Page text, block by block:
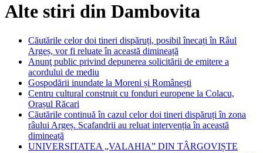
Alte stiri din Dambovita
Căutările celor doi tineri dispăruți, posibil înecați în Râul
Argeș, vor fi reluate în această dimineață
Anunţ public privind depunerea solicitării de emitere a
acordului de mediu
Gospodării inundate la Moreni și Românești
Centru cultural construit cu fonduri europene la Colacu,
Orașul Răcari
Căutările continuă în cazul celor doi tineri dispăruți în zona
râului Argeș. Scafandrii au reluat intervenția în această
dimineață
UNIVERSITATEA „VALAHIA” DIN TÂRGOVIȘTE